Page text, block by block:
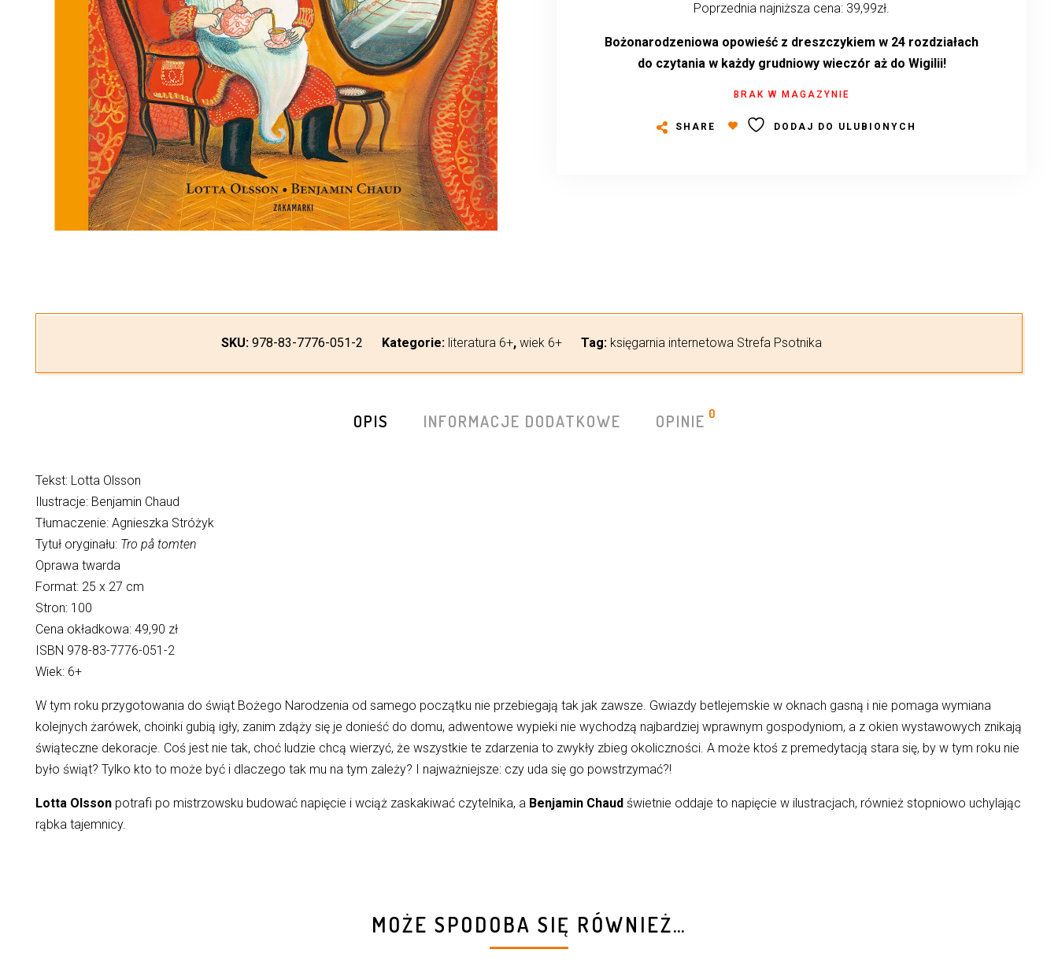
wynosiła:
49,90zł.
wynosi:
39,99zł.
Poprzednia najniższa cena: 39,99zł.
Bożonarodzeniowa opowieść z dreszczykiem w 24 rozdziałach
do czytania w każdy grudniowy wieczór aż do Wigilii!
BRAK W MAGAZYNIE
SHARE DODAJ DO ULUBIONYCH
SKU: 978-83-7776-051-2 Kategorie: literatura 6+, wiek 6+ Tag: księgarnia internetowa Strefa Psotnika
OPIS INFORMACJE DODATKOWE OPINIE 0
Tekst: Lotta Olsson
Ilustracje: Benjamin Chaud
Tłumaczenie: Agnieszka Stróżyk
Tytuł oryginału: Tro på tomten
Oprawa twarda
Format: 25 x 27 cm
Stron: 100
Cena okładkowa: 49,90 zł
ISBN 978-83-7776-051-2
Wiek: 6+
W tym roku przygotowania do świąt Bożego Narodzenia od samego początku nie przebiegają tak jak zawsze. Gwiazdy betlejemskie w oknach gasną i nie pomaga wymiana
kolejnych żarówek, choinki gubią igły, zanim zdąży się je donieść do domu, adwentowe wypieki nie wychodzą najbardziej wprawnym gospodyniom, a z okien wystawowych znikają
świąteczne dekoracje. Coś jest nie tak, choć ludzie chcą wierzyć, że wszystkie te zdarzenia to zwykły zbieg okoliczności. A może ktoś z premedytacją stara się, by w tym roku nie
było świąt? Tylko kto to może być i dlaczego tak mu na tym zależy? I najważniejsze: czy uda się go powstrzymać?!
Lotta Olsson potrafi po mistrzowsku budować napięcie i wciąż zaskakiwać czytelnika, a Benjamin Chaud świetnie oddaje to napięcie w ilustracjach, również stopniowo uchylając
rąbka tajemnicy.
MOŻE SPODOBA SIĘ RÓWNIEŻ…